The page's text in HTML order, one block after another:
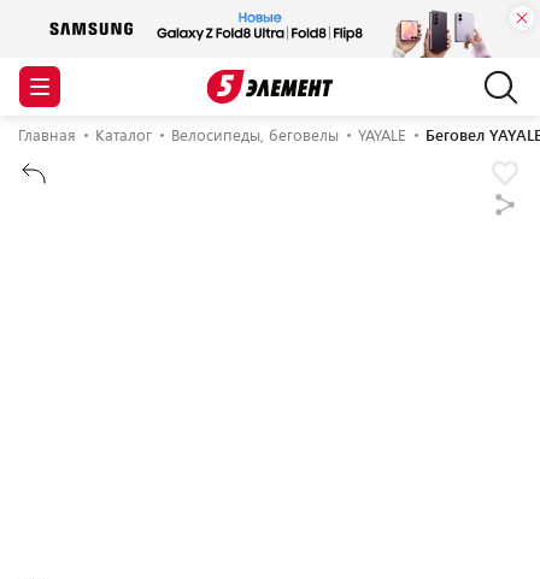
Главная Каталог Велосипеды, беговелы YAYALE Беговел